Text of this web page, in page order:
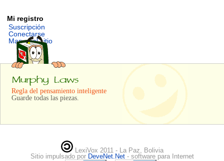
Mi registro
Suscripción
Conectarse
Mapa del sitio
Regla del pensamiento inteligente
Guarde todas las piezas.
LexiVox 2011 - La Paz, Bolivia
Sitio impulsado por DeveNet.Net - software para Internet